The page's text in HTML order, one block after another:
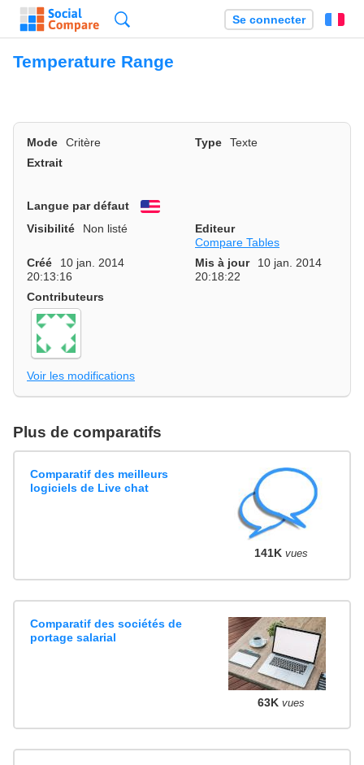
Se connecter
Temperature Range
Mode Critère Type
Texte
Extrait
Langue par défaut
English
Visibilité
Non listé
Editeur
Compare Tables
Créé
10 jan. 2014
20:13:16
Mis à jour
10 jan. 2014
20:18:22
Contributeurs
Voir les modifications
Plus de comparatifs
Comparatif des meilleurs
logiciels de Live chat
141K vues
Comparatif des sociétés de
portage salarial
63K vues